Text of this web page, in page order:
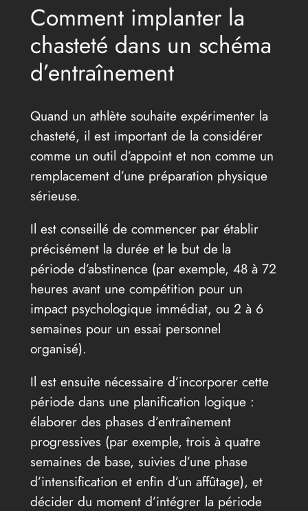
Comment implanter la
chasteté dans un schéma
d’entraînement
Quand un athlète souhaite expérimenter la
chasteté, il est important de la considérer
comme un outil d’appoint et non comme un
remplacement d’une préparation physique
sérieuse.
Il est conseillé de commencer par établir
précisément la durée et le but de la
période d’abstinence (par exemple, 48 à 72
heures avant une compétition pour un
impact psychologique immédiat, ou 2 à 6
semaines pour un essai personnel
organisé).
Il est ensuite nécessaire d’incorporer cette
période dans une planification logique :
élaborer des phases d’entraînement
progressives (par exemple, trois à quatre
semaines de base, suivies d’une phase
d’intensification et enfin d’un affûtage), et
décider du moment d’intégrer la période